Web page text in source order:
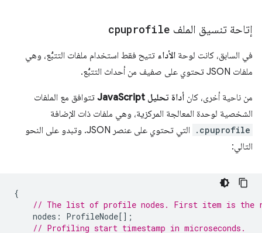
إتاحة تنسيق الملف cpuprofile
في السابق، كانت لوحة الأداء تتيح فقط استخدام ملفات التتبُّع، وهي
ملفات JSON تحتوي على صفيف من أحداث التتبُّع.
من ناحية أخرى، كان أداة تحليل JavaScript
تتوافق مع الملفات
الشخصية لوحدة المعالجة المركزية، وهي ملفات ذات الإضافة
.cpuprofile
التي تحتوي على عنصر JSON. وتبدو على النحو
التالي:
{
// The list of profile nodes. First item is the
nodes : ProfileNode[];
// Profiling start timestamp in microseconds.